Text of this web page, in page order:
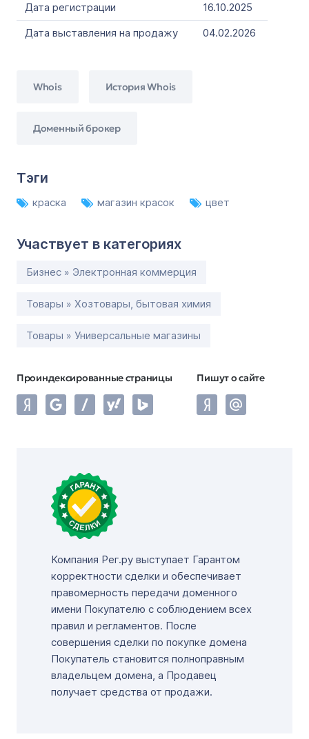
Дата регистрации
16.10.2025
Дата выставления на продажу
04.02.2026
Whois История Whois
Доменный брокер
Тэги
краска магазин красок цвет
Участвует в категориях
Бизнес » Электронная коммерция
Товары » Хозтовары, бытовая химия
Товары » Универсальные магазины
Проиндексированные страницы Пишут о сайте
Компания Рег.ру выступает Гарантом
корректности сделки и обеспечивает
правомерность передачи доменного
имени Покупателю с соблюдением всех
правил и регламентов. После
совершения сделки по покупке домена
Покупатель становится полноправным
владельцем домена, а Продавец
получает средства от продажи.